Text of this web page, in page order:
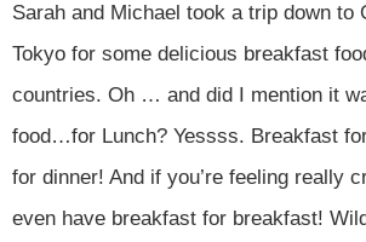
Sarah and Michael took a trip down to
Tokyo for some delicious breakfast
countries. Oh … and did I mention it
food…for Lunch? Yessss. Breakfast
for dinner! And if you’re feeling really
even have breakfast for breakfast!